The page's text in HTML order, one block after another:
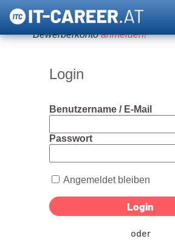
Um diese Funktion nutzen zu
Bewerberkontoanmelden!
Login
Benutzername / E-Mail
Passwort
Angemeldet bleiben
oder